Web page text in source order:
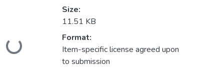
Loading...
Size:
11.51 KB
Format:
Item-specific license agreed upon
to submission